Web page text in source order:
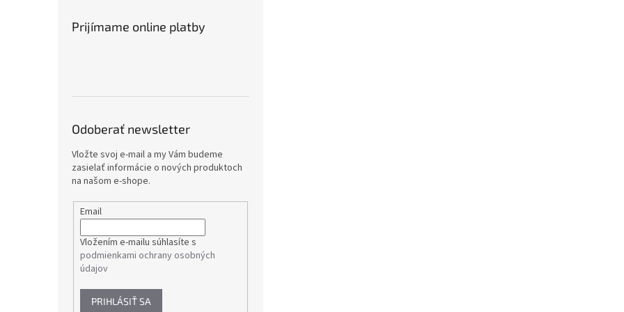
Prijímame online platby
Odoberať newsletter
Vložte svoj e-mail a my Vám budeme
zasielať informácie o nových produktoch
na našom e-shope.
Email
Vložením e-mailu súhlasíte s
podmienkami ochrany osobných
údajov
PRIHLÁSIŤ SA